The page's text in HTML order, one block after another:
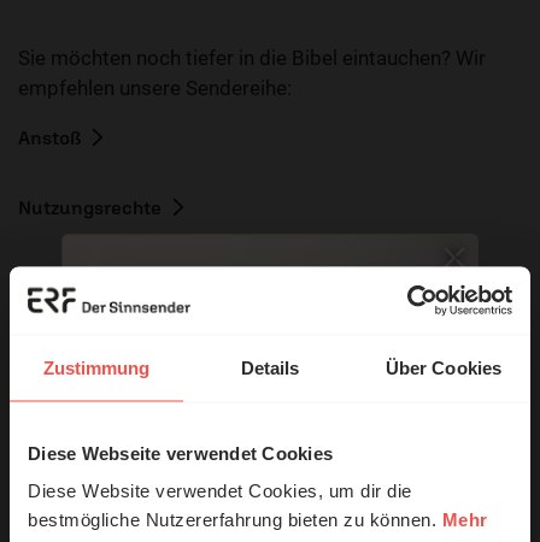
Zustimmung Details Über Cookies
Diese Webseite verwendet Cookies
Diese Website verwendet Cookies, um dir die
bestmögliche Nutzererfahrung bieten zu können. Mehr
Sie möchten noch tiefer in die Bibel eintauchen? Wir
empfehlen unsere Sendereihe:
Anstoß
Nutzungsrechte
Ihr Kommentar
© Ruth Schneider / ERF